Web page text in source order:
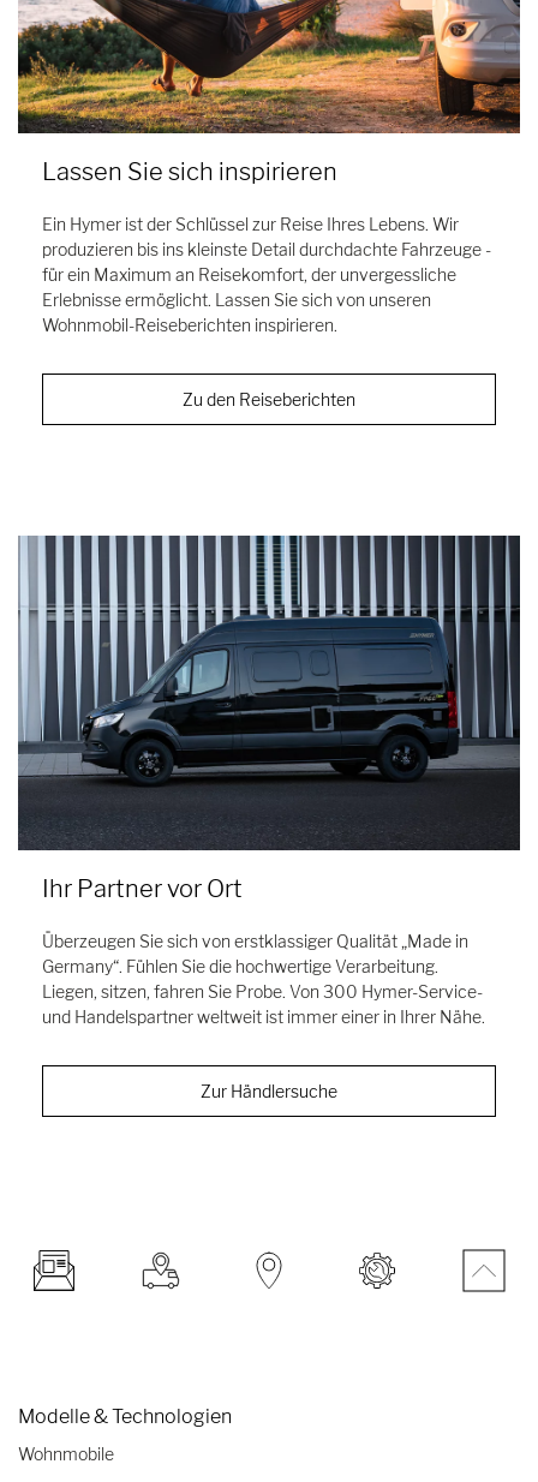
Lassen Sie sich inspirieren
Ein Hymer ist der Schlüssel zur Reise Ihres Lebens. Wir
produzieren bis ins kleinste Detail durchdachte Fahrzeuge -
für ein Maximum an Reisekomfort, der unvergessliche
Erlebnisse ermöglicht. Lassen Sie sich von unseren
Wohnmobil-Reiseberichten inspirieren.
Zu den Reiseberichten
Ihr Partner vor Ort
Überzeugen Sie sich von erstklassiger Qualität „Made in
Germany“. Fühlen Sie die hochwertige Verarbeitung.
Liegen, sitzen, fahren Sie Probe. Von 300 Hymer-Service-
und Handelspartner weltweit ist immer einer in Ihrer Nähe.
Zur Händlersuche
Modelle & Technologien
Wohnmobile